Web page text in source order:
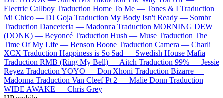
Electric Callboy Traduction Home To Me — Tones & I Traduction
Mi Chico — DJ Goja Traduction My Body Isn't Ready — Sombr
Traduction Danceteria — Madonna Traduction MORNING DEW
(DONK) — Beyoncé Traduction Hush — Muse Traduction The
Time Of My Life — Benson Boone Traduction Camera — Charli
XCX Traduction Happiness is So Sad — Swedish House Mafia
Traduction RMB (Ring My Bell) — Aitch Traduction 99% — Jessie
Reyez Traduction YOYO — Don Xhoni Traduction Bizarre —
Madonna Traduction Van Cleef Pt 2 — Malie Donn Traduction
WIDE AWAKE — Chris Grey